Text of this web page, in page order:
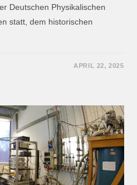
Deutschen Physikalischen
statt, dem historischen
APRIL 22, 2025